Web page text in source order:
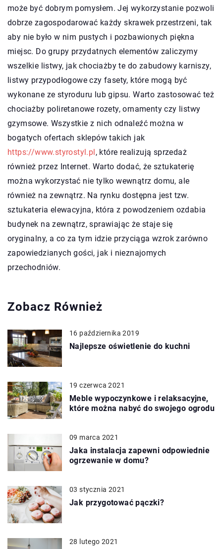
może być dobrym pomysłem. Jej wykorzystanie pozwoli
dobrze zagospodarować każdy skrawek przestrzeni, tak
aby nie było w nim pustych i pozbawionych piękna
miejsc. Do grupy przydatnych elementów zaliczymy
wszelkie listwy, jak chociażby te do zabudowy karniszy,
listwy przypodłogowe czy fasety, które mogą być
wykonane ze styroduru lub gipsu. Warto zastosować też
chociażby poliretanowe rozety, ornamenty czy listwy
gzymsowe. Wszystkie z nich odnaleźć można w
bogatych ofertach sklepów takich jak
https://www.styrostyl.pl , które realizują sprzedaż
również przez Internet. Warto dodać, że sztukaterię
można wykorzystać nie tylko wewnątrz domu, ale
również na zewnątrz. Na rynku dostępna jest tzw.
sztukateria elewacyjna, która z powodzeniem ozdabia
budynek na zewnątrz, sprawiając że staje się
oryginalny, a co za tym idzie przyciąga wzrok zarówno
zapowiedzianych gości, jak i nieznajomych
przechodniów.
Zobacz Również
16 października 2019
Najlepsze oświetlenie do kuchni
19 czerwca 2021
Meble wypoczynkowe i relaksacyjne,
które można nabyć do swojego ogrodu
09 marca 2021
Jaka instalacja zapewni odpowiednie
ogrzewanie w domu?
03 stycznia 2021
Jak przygotować pączki?
28 lutego 2021